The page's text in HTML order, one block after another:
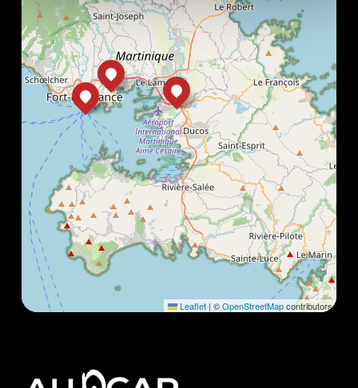
Leaflet | ©OpenStreetMapcontributors